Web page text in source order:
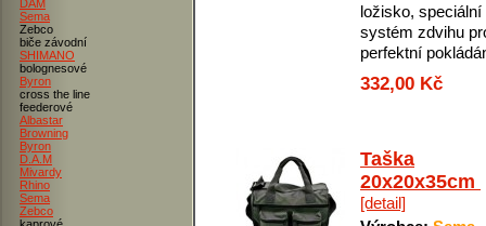
DAM
Sema
Zebco
biče závodní
SHIMANO
bolognesové
Byron
cross the line
feederové
Albastar
Browning
Byron
D.A.M
Mivardy
Rhino
Sema
Zebco
ložisko, speciální
systém zdvihu
perfektní
332,00 Kč
Taška
20x20x35cm
[detail]